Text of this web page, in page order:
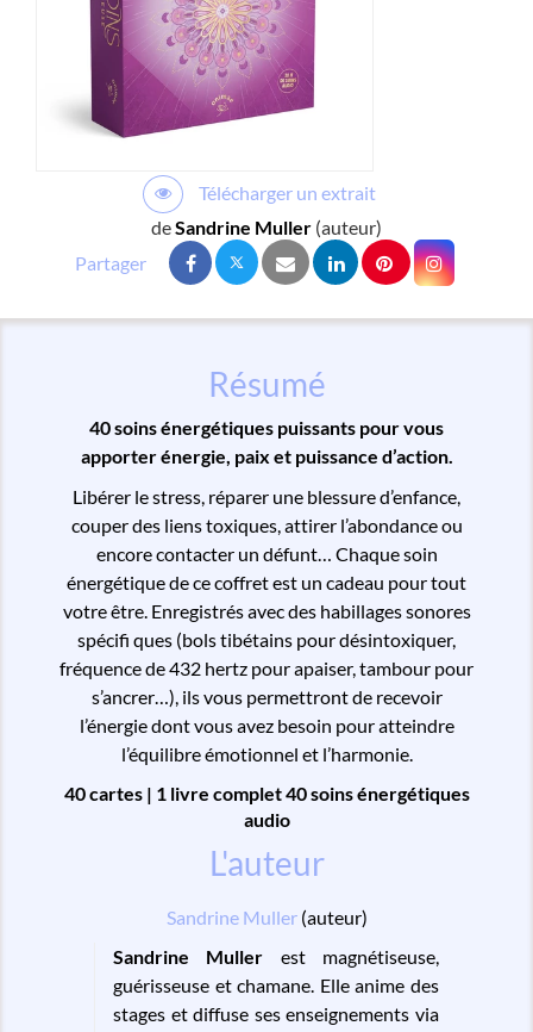
Télécharger un extrait
deSandrine Muller (auteur)
Résumé
40 soins énergétiques puissants pour vous
apporter énergie, paix et puissance d’action.
Libérer le stress, réparer une blessure d’enfance,
couper des liens toxiques, attirer l’abondance ou
encore contacter un défunt… Chaque soin
énergétique de ce coffret est un cadeau pour tout
votre être. Enregistrés avec des habillages sonores
spécifi ques (bols tibétains pour désintoxiquer,
fréquence de 432 hertz pour apaiser, tambour pour
s’ancrer…), ils vous permettront de recevoir
l’énergie dont vous avez besoin pour atteindre
l’équilibre émotionnel et l’harmonie.
40 cartes | 1 livre complet 40 soins énergétiques
audio
L'auteur
Sandrine Muller(auteur)
Sandrine Muller est magnétiseuse,
guérisseuse et chamane. Elle anime des
stages et diffuse ses enseignements via